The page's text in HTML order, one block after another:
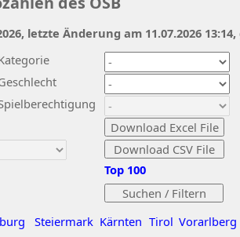
Steiermark Kärnten Tirol Vorarlberg
Top 100
letzte Änderung am 11.07.2026